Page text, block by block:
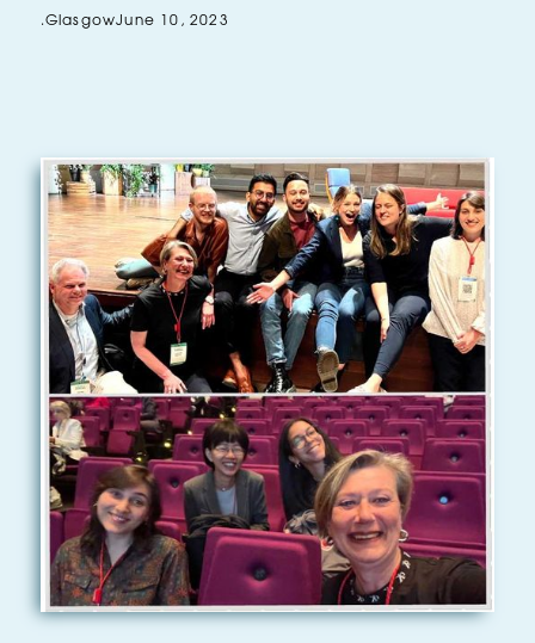
.GlasgowJune 10, 2023